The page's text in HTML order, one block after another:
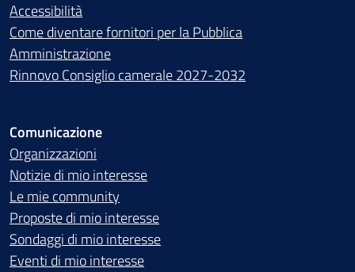
Accessibilità
Come diventare fornitori per la Pubblica
Amministrazione
Rinnovo Consiglio camerale 2027-2032
Comunicazione
Organizzazioni
Notizie di mio interesse
Le mie community
Proposte di mio interesse
Sondaggi di mio interesse
Eventi di mio interesse